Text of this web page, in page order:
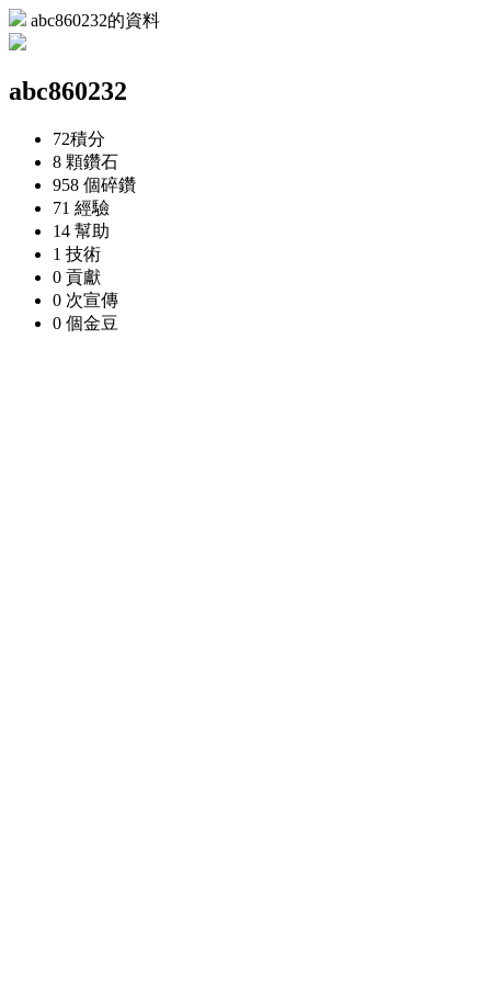
abc860232的資料
abc860232
72積分
8 顆鑽石
958 個碎鑽
71 經驗
14 幫助
1 技術
0 貢獻
0 次宣傳
0 個金豆